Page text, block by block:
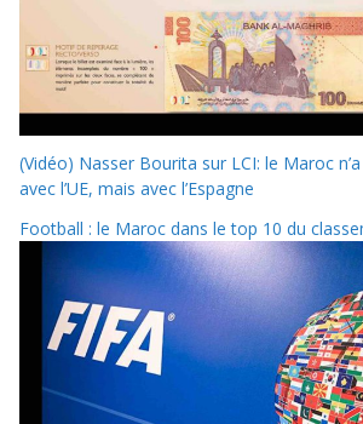
(Vidéo) Nasser Bourita sur LCI: le Maroc
avec l’UE, mais avec l’Espagne
Football : le Maroc dans le top 10 du